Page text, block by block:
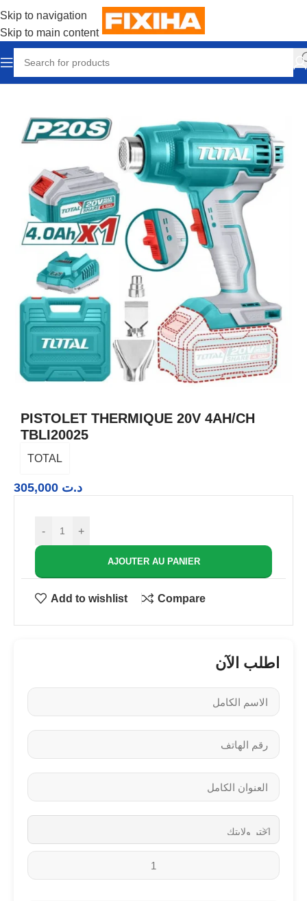
Skip to navigation
Skip to main content
Accueil/Outillages & Equipements
PISTOLET THERMIQUE 20V 4AH/CH
TBLI20025
TOTAL
د.ت
- +
AJOUTER AU PANIER
Add to wishlist Compare
اطلب الآن